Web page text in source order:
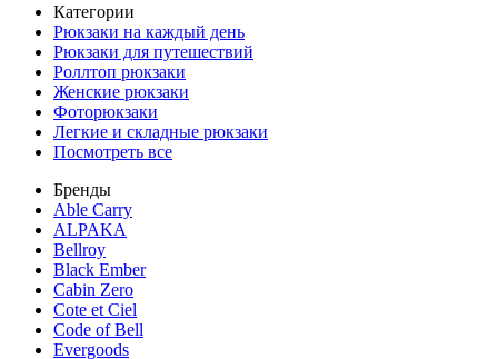
Категории
Рюкзаки на каждый день
Рюкзаки для путешествий
Роллтоп рюкзаки
Женские рюкзаки
Фоторюкзаки
Легкие и складные рюкзаки
Посмотреть все
Бренды
Able Carry
ALPAKA
Bellroy
Black Ember
Cabin Zero
Cote et Ciel
Code of Bell
Evergoods